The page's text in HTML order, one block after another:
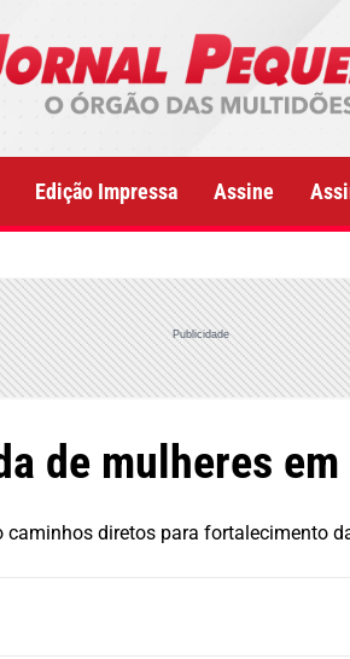
Edição Impressa Assine
Publicidade
de mulheres
diretos para fortalecimento